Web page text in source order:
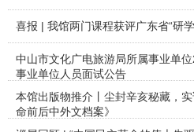
喜报 | 我馆两门课程获评广东省“研
中山市文化广电旅游局所属事业单
事业单位人员面试公告
本馆出版物推介丨尘封辛亥秘藏，
命前后中外文档案》